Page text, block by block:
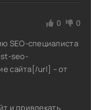
0 0
SEO-специалиста
seo-
сайта[/url] – от
и привлекать